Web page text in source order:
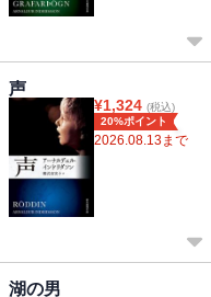
声
¥1,324 (税込)
20%ポイント
2026.08.13まで
湖の男